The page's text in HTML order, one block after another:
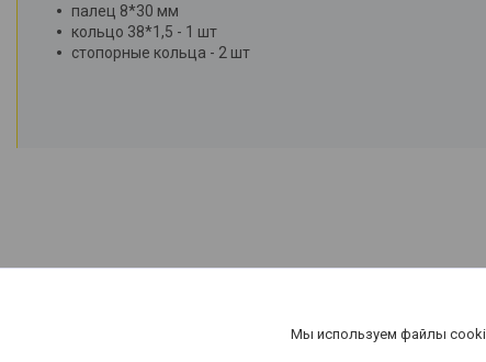
палец 8*30 мм
кольцо 38*1,5 - 1 шт
стопорные кольца - 2 шт
Мы используем файлы